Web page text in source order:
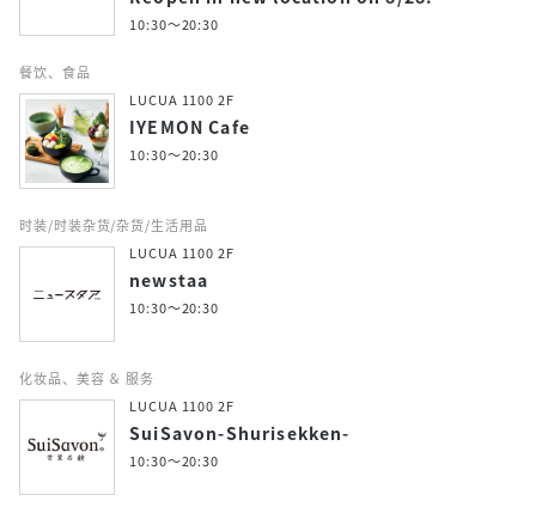
10:30～20:30
餐饮、食品
LUCUA 1100 2F
IYEMON Cafe
10:30～20:30
时装/时装杂货/杂货/生活用品
LUCUA 1100 2F
newstaa
10:30～20:30
化妆品、美容 ＆ 服务
LUCUA 1100 2F
SuiSavon-Shurisekken-
10:30～20:30